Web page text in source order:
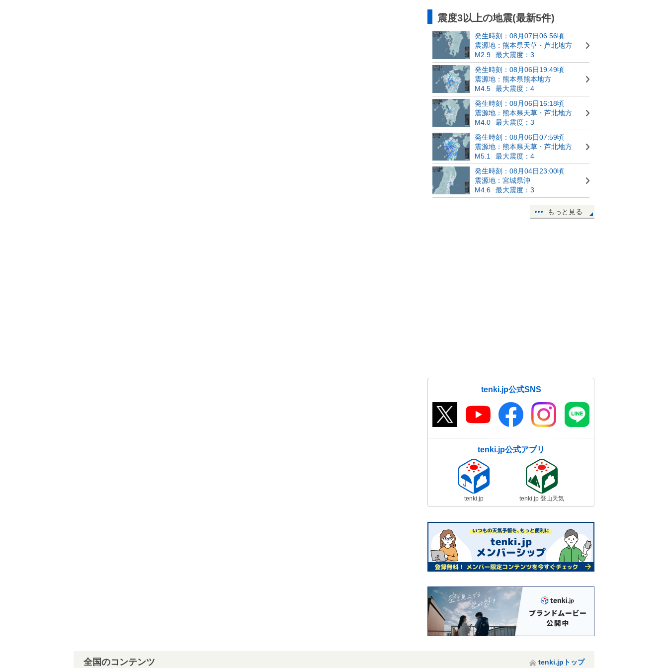
震度3以上の地震(最新5件)
発生時刻：08月07日06:56頃
震源地：熊本県天草・芦北地方
M2.9
最大震度：3
発生時刻：08月06日19:49頃
震源地：熊本県熊本地方
M4.5
最大震度：4
発生時刻：08月06日16:18頃
震源地：熊本県天草・芦北地方
M4.0
最大震度：3
発生時刻：08月06日07:59頃
震源地：熊本県天草・芦北地方
M5.1
最大震度：4
発生時刻：08月04日23:00頃
震源地：宮城県沖
M4.6
最大震度：3
もっと見る
tenki.jp公式SNS
tenki.jp公式アプリ
tenki.jp tenki.jp 登山天気
全国のコンテンツ tenki.jpトップ